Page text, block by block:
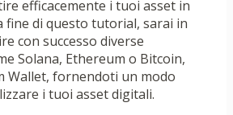
efficacemente i tuoi asset in
fine di questo tutorial, sarai in
con successo diverse
Solana, Ethereum o Bitcoin,
Wallet, fornendoti un modo
i tuoi asset digitali.